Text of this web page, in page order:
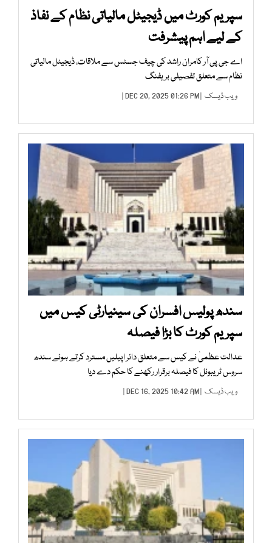
سپریم کورٹ میں ڈیجیٹل مالیاتی نظام کے نفاذ
کے لیے اہم پیشرفت
اے جی پی آر کامران راشد کی چیف جسٹس سے ملاقات، ڈیجیٹل مالیاتی
نظام سے متعلق تفصیلی بریفنگ
ویب ڈیسک | DEC 20, 2025 01:26 PM |
سندھ پولیس افسران کی سینیارٹی کیس میں
سپریم کورٹ کا بڑا فیصلہ
عدالت عظمیٰ نے کیس سے متعلق دائر اپیلیں مسترد کرتے ہوئے سندھ
سروس ٹریبونل کا فیصلہ برقرار رکھنے کا حکم دے دیا
ویب ڈیسک | DEC 16, 2025 10:42 AM |